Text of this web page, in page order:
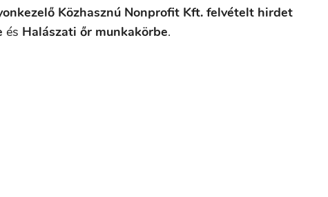
Közhasznú Nonprofit Kft. felvételt hirdet
és Halászati őr munkakörbe.